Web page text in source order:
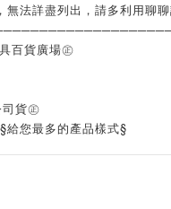
無法詳盡列出，請多利用聊
百貨廣場㊣
貨㊣
給您最多的產品樣式§